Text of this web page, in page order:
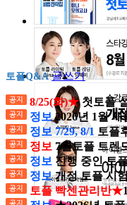
토플Q&A 글쓰기
8/25(화)★첫토플
정보2026년 1월 새
정보 7/29, 8/1 토플
정보 7월토플 트렌
정보 진행 중인 토
정보개정 토플 시
토플 빡센관리반★